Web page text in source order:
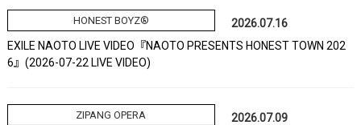
HONEST BOYZ®
2026.07.16
EXILE NAOTO LIVE VIDEO『NAOTO PRESENTS HONEST TOWN 202
6』(2026-07-22 LIVE VIDEO)
ZIPANG OPERA
2026.07.09